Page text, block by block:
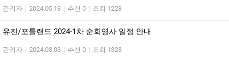
관리자 | 2024.05.13 | 추천 0 | 조회 1228
유진/포틀랜드 2024-1차 순회영사 일정 안내
관리자 | 2024.03.03 | 추천 0 | 조회 1328